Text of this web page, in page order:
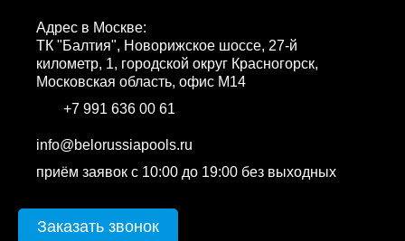
Адрес в Москве:
ТК "Балтия", Новорижское шоссе, 27-й
километр, 1, городской округ Красногорск,
Московская область, офис М14
+7 991 636 00 61
info@belorussiapools.ru
приём заявок с 10:00 до 19:00 без выходных
Заказать звонок